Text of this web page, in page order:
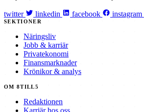
twitter linkedin facebook instagram
SEKTIONER
Näringsliv
Jobb & karriär
Privatekonomi
Finansmarknader
Krönikor & analys
OM 8TILL5
Redaktionen
Karriär hos oss